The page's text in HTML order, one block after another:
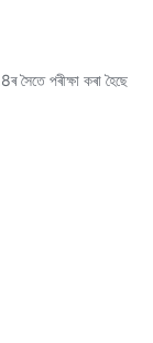
সৈতে পৰীক্ষা কৰা হৈছে